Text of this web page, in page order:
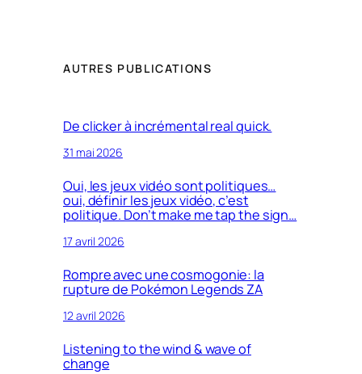
AUTRES PUBLICATIONS
De clicker à incrémental real quick.
31 mai 2026
Oui, les jeux vidéo sont politiques…
oui, définir les jeux vidéo, c’est
politique. Don’t make me tap the sign…
17 avril 2026
Rompre avec une cosmogonie: la
rupture de Pokémon Legends ZA
12 avril 2026
Listening to the wind & wave of
change